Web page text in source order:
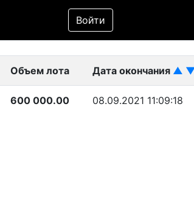
Войти
Фильтр
Объем лота Дата окончания ▲
600 000.00 08.09.2021 11:09:18